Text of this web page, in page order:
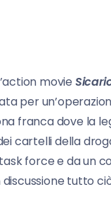
movie
per
franca dove la
cartelli della
force e da un
tutto